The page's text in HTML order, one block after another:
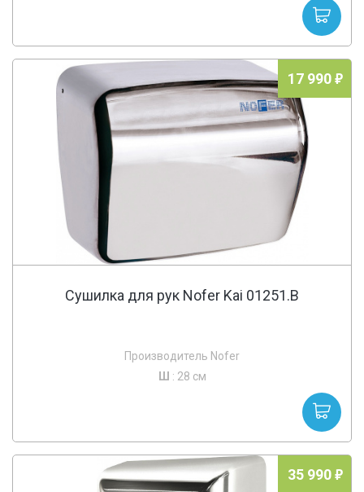
17 990
Сушилка для рук Nofer Kai 01251.B
Производитель Nofer
Ш : 28 см
35 990